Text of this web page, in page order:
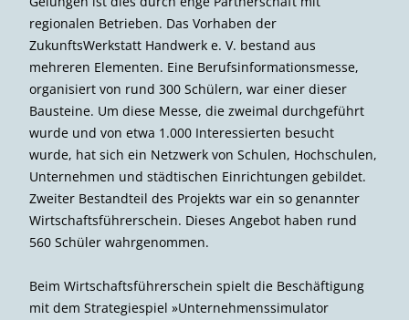
regionalen Betrieben. Das Vorhaben der
ZukunftsWerkstatt Handwerk e. V. bestand aus
mehreren Elementen. Eine Berufsinformationsmesse,
organisiert von rund 300 Schülern, war einer dieser
Bausteine. Um diese Messe, die zweimal durchgeführt
wurde und von etwa 1.000 Interessierten besucht
wurde, hat sich ein Netzwerk von Schulen, Hochschulen,
Unternehmen und städtischen Einrichtungen gebildet.
Zweiter Bestandteil des Projekts war ein so genannter
Wirtschaftsführerschein. Dieses Angebot haben rund
560 Schüler wahrgenommen.
Beim Wirtschaftsführerschein spielt die Beschäftigung
mit dem Strategiespiel »Unternehmenssimulator